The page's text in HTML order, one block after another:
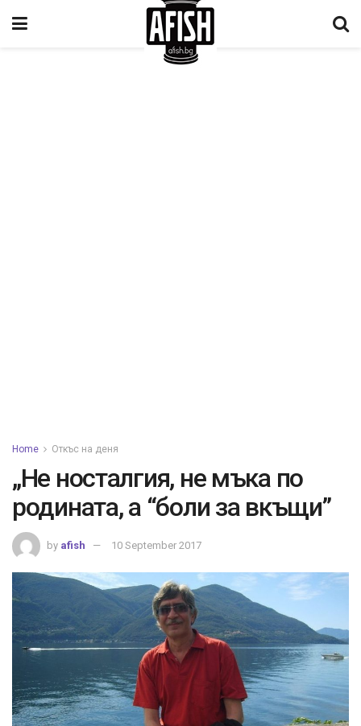
Home Откъс на деня
„Не носталгия, не мъка по
родината, а “боли за вкъщи”
by afish 10 September 2017